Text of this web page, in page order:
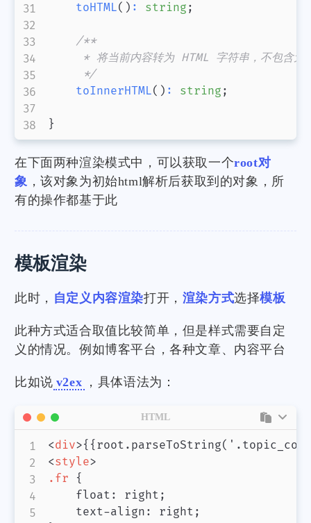
toHTML( ) : string ;
/**
* 将当前内容转为 HTML 字符串，不包含元
     */
toInnerHTML( ) : string ;
}
在下面两种渲染模式中，可以获取一个root对
象 ，该对象为初始html解析后获取到的对象，所
有的操作都基于此
模板渲染
此时， 自定义内容渲染打开， 渲染方式选择模板
此种方式适合取值比较简单，但是样式需要自定
义的情况。例如博客平台，各种文章、内容平台
比如说 v2ex ，具体语法为：
<div>
<style>
.fr
{
float : right ;
text-align : right ;
HTML